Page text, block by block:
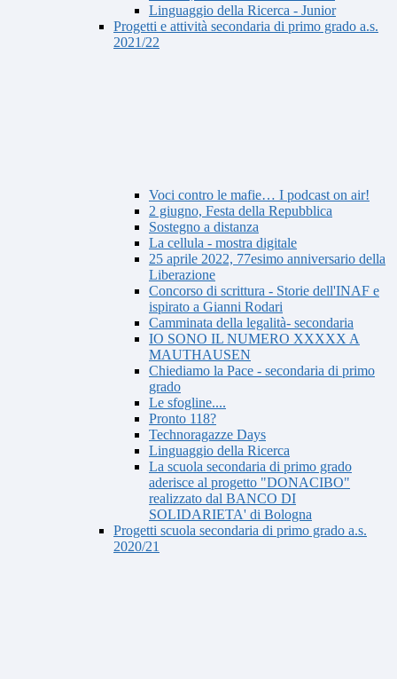
Linguaggio della Ricerca - Junior
Progetti e attività secondaria di primo grado a.s.
2021/22
Voci contro le mafie… I podcast on air!
2 giugno, Festa della Repubblica
Sostegno a distanza
La cellula - mostra digitale
25 aprile 2022, 77esimo anniversario della
Liberazione
Concorso di scrittura - Storie dell'INAF e
ispirato a Gianni Rodari
Camminata della legalità- secondaria
IO SONO IL NUMERO XXXXX A
MAUTHAUSEN
Chiediamo la Pace - secondaria di primo
grado
Le sfogline....
Pronto 118?
Technoragazze Days
Linguaggio della Ricerca
La scuola secondaria di primo grado
aderisce al progetto "DONACIBO"
realizzato dal BANCO DI
SOLIDARIETA' di Bologna
Progetti scuola secondaria di primo grado a.s.
2020/21